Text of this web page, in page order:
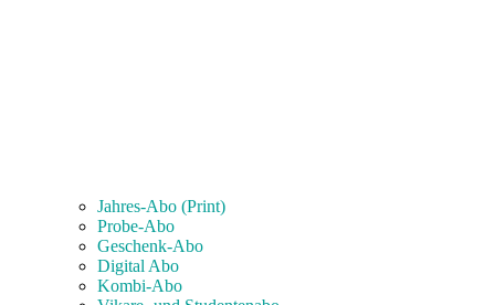
Jahres-Abo (Print)
Probe-Abo
Geschenk-Abo
Digital Abo
Kombi-Abo